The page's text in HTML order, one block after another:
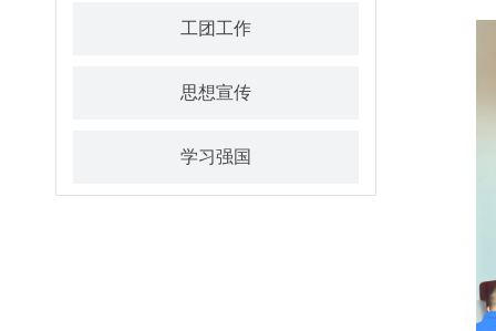
工团工作
思想宣传
学习强国